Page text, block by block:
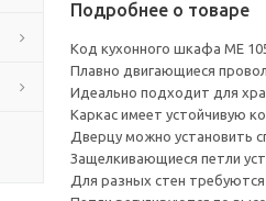
Подробнее о товаре
Код кухонного шкафа ME
Плавно двигающиеся
Идеально подходит для
Каркас имеет устойчивую
Дверцу можно установить
Защелкивающиеся петли
Для разных стен